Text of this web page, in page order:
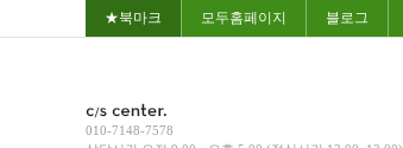
★북마크 모두홈페이지 블로그
010-7148-7578